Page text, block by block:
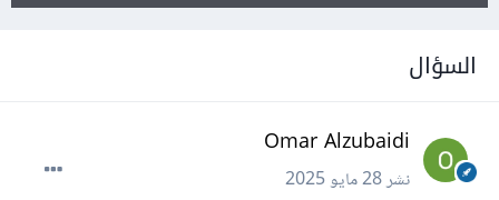
السؤال
Omar Alzubaidi
نشر28 مايو 2025